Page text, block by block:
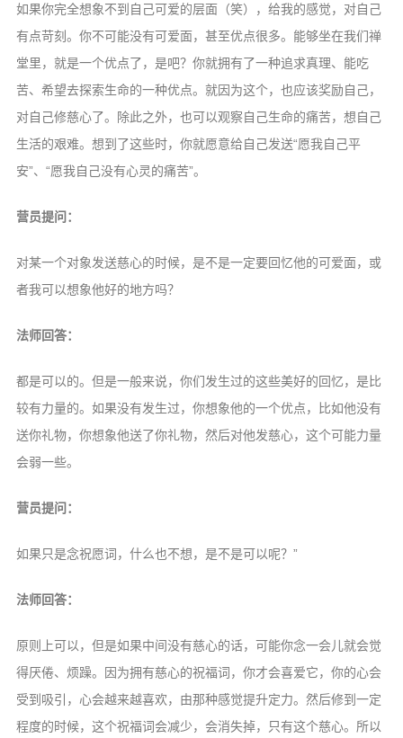
如果你完全想象不到自己可爱的层面（笑），给我的感觉，对自己
有点苛刻。你不可能没有可爱面，甚至优点很多。能够坐在我们禅
堂里，就是一个优点了，是吧？你就拥有了一种追求真理、能吃
苦、希望去探索生命的一种优点。就因为这个，也应该奖励自己，
对自己修慈心了。除此之外，也可以观察自己生命的痛苦，想自己
生活的艰难。想到了这些时，你就愿意给自己发送“愿我自己平
安”、“愿我自己没有心灵的痛苦”。
营员提问：
对某一个对象发送慈心的时候，是不是一定要回忆他的可爱面，或
者我可以想象他好的地方吗？
法师回答：
都是可以的。但是一般来说，你们发生过的这些美好的回忆，是比
较有力量的。如果没有发生过，你想象他的一个优点，比如他没有
送你礼物，你想象他送了你礼物，然后对他发慈心，这个可能力量
会弱一些。
营员提问：
如果只是念祝愿词，什么也不想，是不是可以呢？”
法师回答：
原则上可以，但是如果中间没有慈心的话，可能你念一会儿就会觉
得厌倦、烦躁。因为拥有慈心的祝福词，你才会喜爱它，你的心会
受到吸引，心会越来越喜欢，由那种感觉提升定力。然后修到一定
程度的时候，这个祝福词会减少，会消失掉，只有这个慈心。所以